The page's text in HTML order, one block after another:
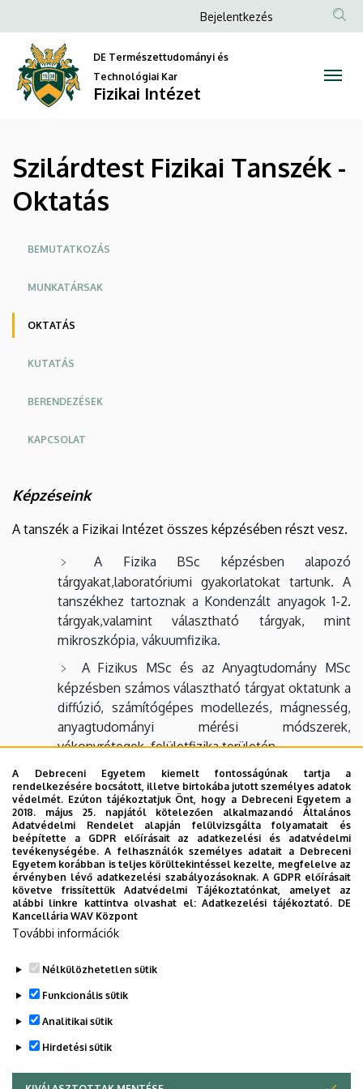
Fizikai
Tanszék
Oktatás
Fizikai
Intézet
a
tartalomra
Anonim
fiók
menüje
Bejelentkezés
DE Természettudományi és
Technológiai Kar
Fizikai Intézet
Szilárdtest Fizikai Tanszék -
Oktatás
Oldalmenü
BEMUTATKOZÁS
MUNKATÁRSAK
OKTATÁS
KUTATÁS
BERENDEZÉSEK
KAPCSOLAT
Képzéseink
A tanszék a Fizikai Intézet összes képzésében részt vesz.
A Fizika BSc képzésben alapozó
tárgyakat,laboratóriumi gyakorlatokat tartunk. A
tanszékhez tartoznak a Kondenzált anyagok 1-2.
tárgyak,valamint választható tárgyak, mint
mikroszkópia, vákuumfizika.
A Fizikus MSc és az Anyagtudomány MSc
képzésben számos választható tárgyat oktatunk a
diffúzió, számítógépes modellezés, mágnesség,
anyagtudományi mérési módszerek,
vékonyrétegek, felületfizika területén.
A villamosmérnök BSc szakon elektronika,
digitális jelfeldolgozás, villamos gépek,
képfeldolgozás,valamint projektmunkák
tartoznak a tanszékhez.
A tanárképzésben alapozó tárgyakkal és
laboratóriumi gyakorlatokkal vesz részt a tanszék.
A Fizika doktori programban a tanszék oktatói
rendszeresen vezetnek témát valamint
Legutóbbi frissítés: 2023. 06. 08. 11:01
A Debreceni Egyetem kiemelt fontosságúnak tartja a
rendelkezésére bocsátott, illetve birtokába jutott személyes adatok
védelmét. Ezúton tájékoztatjuk Önt, hogy a Debreceni Egyetem a
2018. május 25. napjától kötelezően alkalmazandó Általános
Adatvédelmi Rendelet alapján felülvizsgálta folyamatait és
beépítette a GDPR előírásait az adatkezelési és adatvédelmi
tevékenységébe. A felhasználók személyes adatait a Debreceni
Egyetem korábban is teljes körültekintéssel kezelte, megfelelve az
érvényben lévő adatkezelési szabályozásoknak. A GDPR előírásait
követve frissítettük Adatvédelmi Tájékoztatónkat, amelyet az
alábbi linkre kattintva olvashat el:Adatkezelési tájékoztató. DE
Kancellária WAV Központ
További információk
Nélkülözhetetlen sütik
Funkcionális sütik
Analitikai sütik
Hirdetési sütik